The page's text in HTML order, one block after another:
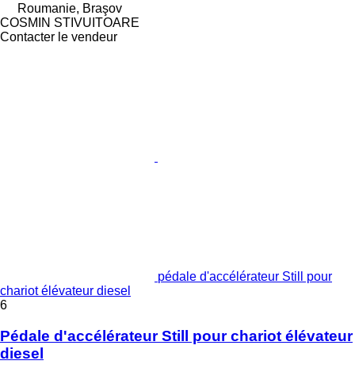
Roumanie, Braşov
COSMIN STIVUITOARE
Contacter le vendeur
pédale d'accélérateur Still pour
chariot élévateur diesel
6
Pédale d'accélérateur Still pour chariot élévateur
diesel